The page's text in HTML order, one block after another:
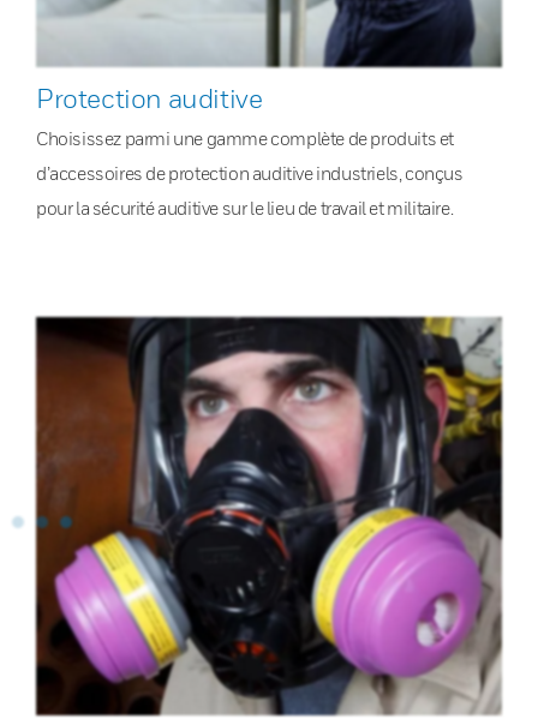
Protection auditive
Choisissez parmi une gamme complète de produits et
d’accessoires de protection auditive industriels, conçus
pour la sécurité auditive sur le lieu de travail et militaire.